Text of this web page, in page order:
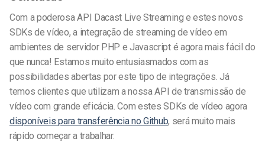
Com a poderosa API Dacast Live Streaming e estes novos
SDKs de vídeo, a integração de streaming de vídeo em
ambientes de servidor PHP e Javascript é agora mais fácil do
que nunca! Estamos muito entusiasmados com as
possibilidades abertas por este tipo de integrações. Já
temos clientes que utilizam a nossa API de transmissão de
vídeo com grande eficácia. Com estes SDKs de vídeo agora
disponíveis para transferência no Github, será muito mais
rápido começar a trabalhar.